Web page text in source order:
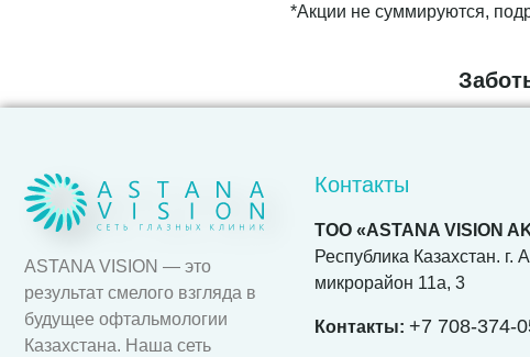
*Акции не суммируются,
ASTANA VISION — это
результат смелого взгляда в
будущее офтальмологии
Казахстана. Наша сеть
Контакты
ТОО «ASTANA VISION
Республика Казахстан. г.
микрорайон 11а, 3
Контакты: +7 708-374-